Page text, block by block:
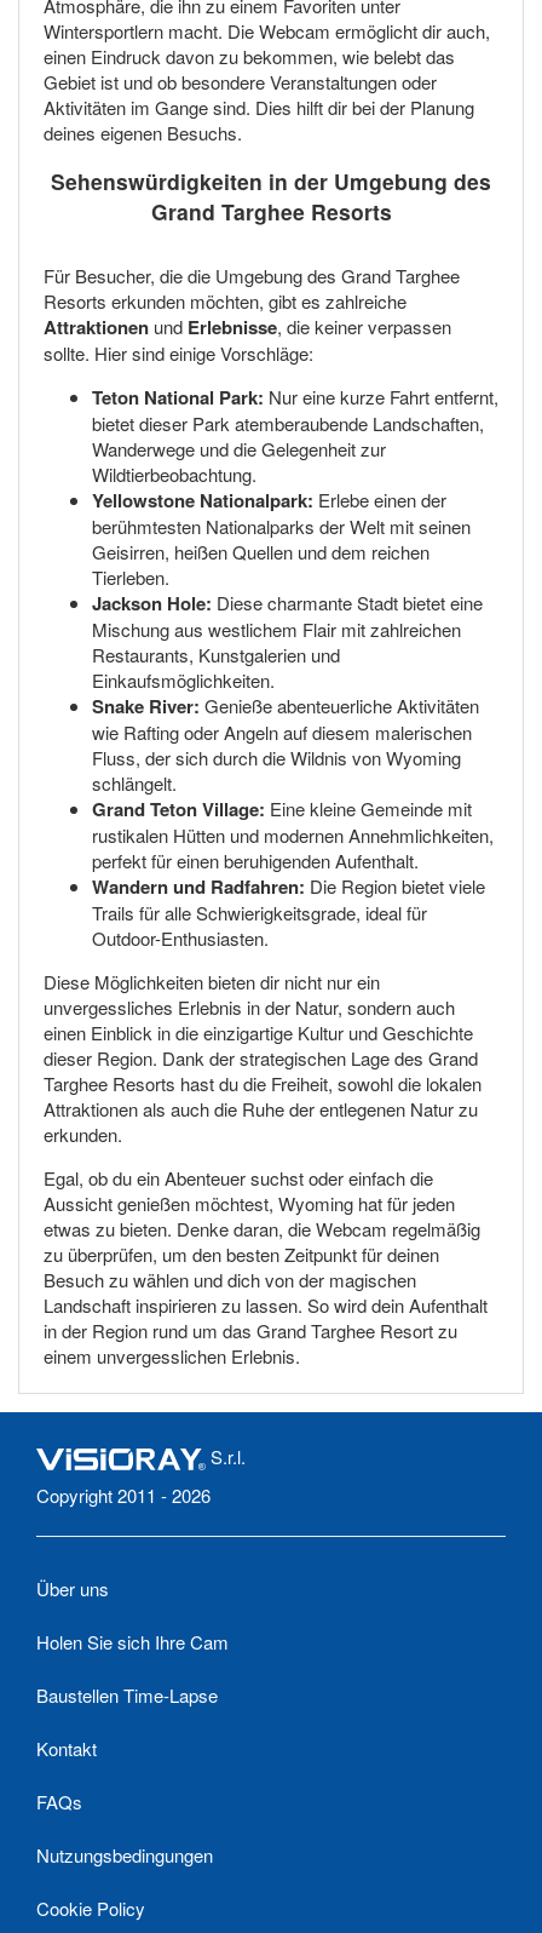
Atmosphäre, die ihn zu einem Favoriten unter
Wintersportlern macht. Die Webcam ermöglicht dir auch,
einen Eindruck davon zu bekommen, wie belebt das
Gebiet ist und ob besondere Veranstaltungen oder
Aktivitäten im Gange sind. Dies hilft dir bei der Planung
deines eigenen Besuchs.
Sehenswürdigkeiten in der Umgebung des
Grand Targhee Resorts
Für Besucher, die die Umgebung des Grand Targhee
Resorts erkunden möchten, gibt es zahlreiche
Attraktionen und Erlebnisse, die keiner verpassen
sollte. Hier sind einige Vorschläge:
Teton National Park: Nur eine kurze Fahrt entfernt,
bietet dieser Park atemberaubende Landschaften,
Wanderwege und die Gelegenheit zur
Wildtierbeobachtung.
Yellowstone Nationalpark: Erlebe einen der
berühmtesten Nationalparks der Welt mit seinen
Geisirren, heißen Quellen und dem reichen
Tierleben.
Jackson Hole: Diese charmante Stadt bietet eine
Mischung aus westlichem Flair mit zahlreichen
Restaurants, Kunstgalerien und
Einkaufsmöglichkeiten.
Snake River: Genieße abenteuerliche Aktivitäten
wie Rafting oder Angeln auf diesem malerischen
Fluss, der sich durch die Wildnis von Wyoming
schlängelt.
Grand Teton Village: Eine kleine Gemeinde mit
rustikalen Hütten und modernen Annehmlichkeiten,
perfekt für einen beruhigenden Aufenthalt.
Wandern und Radfahren: Die Region bietet viele
Trails für alle Schwierigkeitsgrade, ideal für
Outdoor-Enthusiasten.
Diese Möglichkeiten bieten dir nicht nur ein
unvergessliches Erlebnis in der Natur, sondern auch
einen Einblick in die einzigartige Kultur und Geschichte
dieser Region. Dank der strategischen Lage des Grand
Targhee Resorts hast du die Freiheit, sowohl die lokalen
Attraktionen als auch die Ruhe der entlegenen Natur zu
erkunden.
Egal, ob du ein Abenteuer suchst oder einfach die
Aussicht genießen möchtest, Wyoming hat für jeden
etwas zu bieten. Denke daran, die Webcam regelmäßig
zu überprüfen, um den besten Zeitpunkt für deinen
Besuch zu wählen und dich von der magischen
Landschaft inspirieren zu lassen. So wird dein Aufenthalt
in der Region rund um das Grand Targhee Resort zu
einem unvergesslichen Erlebnis.
S.r.l.
Copyright 2011 - 2026
Über uns
Holen Sie sich Ihre Cam
Baustellen Time-Lapse
Kontakt
FAQs
Nutzungsbedingungen
Cookie Policy